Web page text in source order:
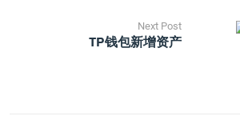
Next Post
TP钱包新增资产